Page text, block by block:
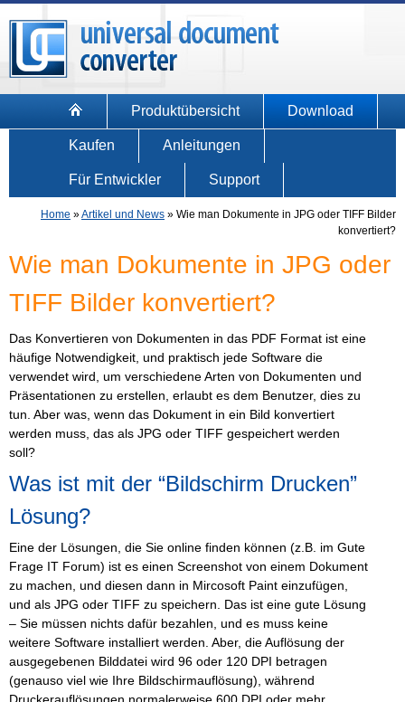
Produktübersicht Download
Kaufen Anleitungen
Für Entwickler Support
Home »Artikel und News » Wie man Dokumente in JPG oder TIFF Bilder
konvertiert?
Wie man Dokumente in JPG oder
TIFF Bilder konvertiert?
Das Konvertieren von Dokumenten in das PDF Format ist eine
häufige Notwendigkeit, und praktisch jede Software die
verwendet wird, um verschiedene Arten von Dokumenten und
Präsentationen zu erstellen, erlaubt es dem Benutzer, dies zu
tun. Aber was, wenn das Dokument in ein Bild konvertiert
werden muss, das als JPG oder TIFF gespeichert werden
soll?
Was ist mit der “Bildschirm Drucken”
Lösung?
Eine der Lösungen, die Sie online finden können (z.B. im Gute
Frage IT Forum) ist es einen Screenshot von einem Dokument
zu machen, und diesen dann in Mircosoft Paint einzufügen,
und als JPG oder TIFF zu speichern. Das ist eine gute Lösung
– Sie müssen nichts dafür bezahlen, und es muss keine
weitere Software installiert werden. Aber, die Auflösung der
ausgegebenen Bilddatei wird 96 oder 120 DPI betragen
(genauso viel wie Ihre Bildschirmauflösung), während